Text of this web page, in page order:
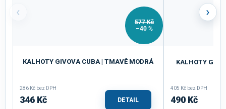
‹
577 Kč
–40 %
KALHOTY GIVOVA CUBA | TMAVĚ MODRÁ
286 Kč bez DPH
346 Kč DETAIL
KALHOTY
405 Kč bez DPH
490 Kč
›